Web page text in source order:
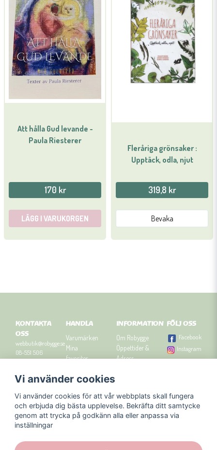
Att hålla Gud levande -
Paula Riesterer
170 kr
LÄGG I VARUKORGEN
Fleråriga grönsaker :
Upptäck, odla, njut
319,8 kr
Bevaka
KONTAKTA
OSS
webbutik@robygge.se
08-551 506
Orgnummer: 556463-
HANDLA
Varumärken
Mina
favoriter
Om cookies
Presenttips
INFORMATION
Om Robygge
Öppettider &
Adress
Kontakta oss
Nyhetsbrev
Blogg
FÖLJ OSS
Facebook
Instagram
Vi använder cookies
Vi använder cookies för att vår webbplats skall fungera
och erbjuda dig bästa upplevelse. Bekräfta ditt samtycke
genom att trycka på godkänn alla eller anpassa via
inställningar